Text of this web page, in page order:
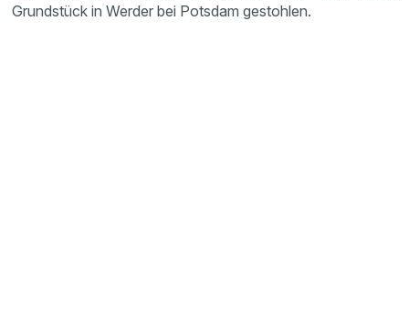
Grundstück in Werder bei Potsdam gestohlen.